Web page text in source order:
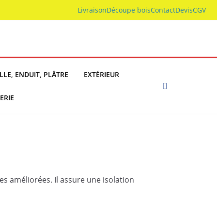
LivraisonDécoupe boisContactDevisCGV
ENDUIT, PLÂTRE EXTÉRIEUR
améliorées. Il assure une isolation